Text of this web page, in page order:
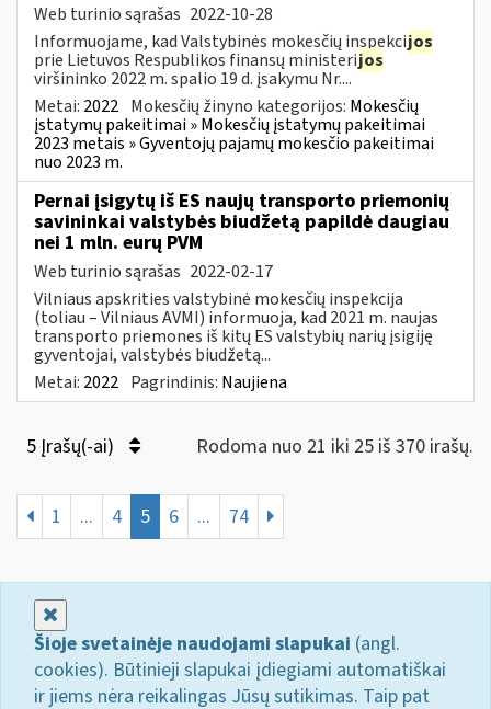
Web turinio sąrašas 2022-10-28
Informuojame, kad Valstybinės mokesčių inspekcijos
prie Lietuvos Respublikos finansų ministerijos
viršininko 2022 m. spalio 19 d. įsakymu Nr....
Metai: 2022 Mokesčių žinyno kategorijos: Mokesčių
įstatymų pakeitimai » Mokesčių įstatymų pakeitimai
2023 metais » Gyventojų pajamų mokesčio pakeitimai
nuo 2023 m.
Pernai įsigytų iš ES naujų transporto priemonių
savininkai valstybės biudžetą papildė daugiau
nei 1 mln. eurų PVM
Web turinio sąrašas 2022-02-17
Vilniaus apskrities valstybinė mokesčių inspekcija
(toliau – Vilniaus AVMI) informuoja, kad 2021 m. naujas
transporto priemones iš kitų ES valstybių narių įsigiję
gyventojai, valstybės biudžetą...
Metai: 2022 Pagrindinis: Naujiena
5 Įrašų(-ai) Rodoma nuo 21 iki 25 iš 370 irašų.
1 ... 4 5 6 ... 74
Šioje svetainėje naudojami slapukai (angl.
cookies). Būtinieji slapukai įdiegiami automatiškai
ir jiems nėra reikalingas Jūsų sutikimas. Taip pat